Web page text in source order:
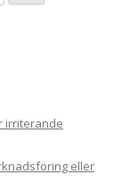
irriterande
eller